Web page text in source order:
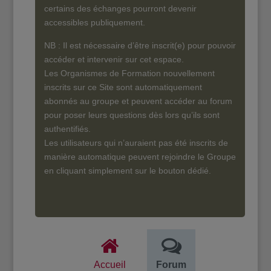
certains des échanges pourront devenir
accessibles publiquement.
NB : Il est nécessaire d’être inscrit(e) pour pouvoir
accéder et intervenir sur cet espace.
Les Organismes de Formation nouvellement
inscrits sur ce Site sont automatiquement
abonnés au groupe et peuvent accéder au forum
pour poser leurs questions dès lors qu’ils sont
authentifiés.
Les utilisateurs qui n’auraient pas été inscrits de
manière automatique peuvent rejoindre le Groupe
en cliquant simplement sur le bouton dédié.
Accueil Forum